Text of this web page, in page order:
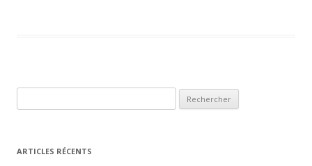
ARTICLES RÉCENTS